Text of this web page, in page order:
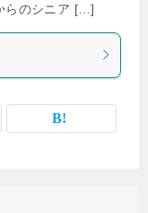
らのシニア […]